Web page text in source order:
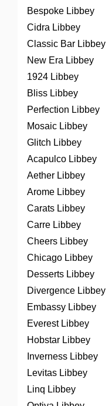
Bespoke Libbey
Cidra Libbey
Classic Bar Libbey
New Era Libbey
1924 Libbey
Bliss Libbey
Perfection Libbey
Mosaic Libbey
Glitch Libbey
Acapulco Libbey
Aether Libbey
Arome Libbey
Carats Libbey
Carre Libbey
Cheers Libbey
Chicago Libbey
Desserts Libbey
Divergence Libbey
Embassy Libbey
Everest Libbey
Hobstar Libbey
Inverness Libbey
Levitas Libbey
Linq Libbey